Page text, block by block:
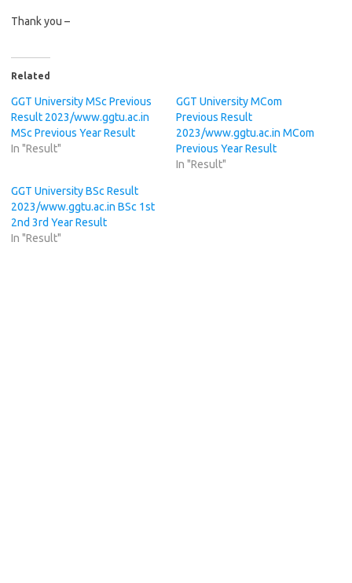
Thank you –
Related
GGT University MSc Previous
Result 2023/www.ggtu.ac.in
MSc Previous Year Result
In "Result"
GGT University MCom
Previous Result
2023/www.ggtu.ac.in MCom
Previous Year Result
In "Result"
GGT University BSc Result
2023/www.ggtu.ac.in BSc 1st
2nd 3rd Year Result
In "Result"